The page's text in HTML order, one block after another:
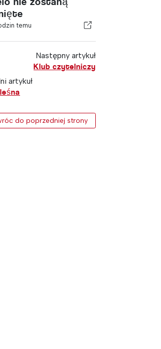
temu
Następny artykuł
Klub czytelniczy
artykuł
do poprzedniej strony